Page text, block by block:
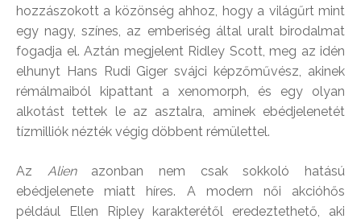
hozzászokott a közönség ahhoz, hogy a világűrt mint
egy nagy, színes, az emberiség által uralt birodalmat
fogadja el. Aztán megjelent Ridley Scott, meg az idén
elhunyt Hans Rudi Giger svájci képzőművész, akinek
rémálmaiból kipattant a xenomorph, és egy olyan
alkotást tettek le az asztalra, aminek ebédjelenetét
tízmilliók nézték végig döbbent rémülettel.
Az Alienazonban nem csak sokkoló hatású
ebédjelenete miatt híres. A modern női akcióhős
például Ellen Ripley karakterétől eredeztethető, aki